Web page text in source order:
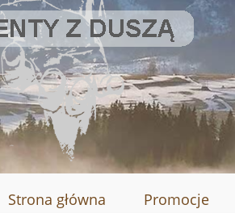
Strona główna Promocje